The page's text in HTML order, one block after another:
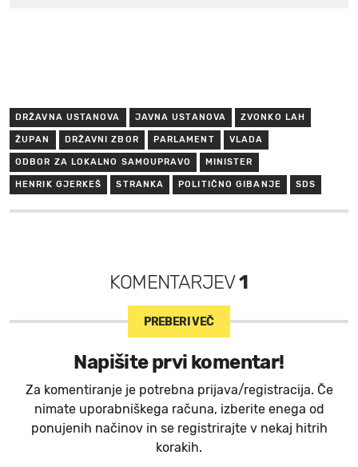
DRŽAVNA USTANOVA JAVNA USTANOVA ZVONKO LAH
ŽUPAN DRŽAVNI ZBOR PARLAMENT VLADA
ODBOR ZA LOKALNO SAMOUPRAVO MINISTER
HENRIK GJERKEŠ STRANKA POLITIČNO GIBANJE SDS
KOMENTARJEV1
PREBERI VEČ
Napišite prvi komentar!
Za komentiranje je potrebna prijava/registracija. Če
nimate uporabniškega računa, izberite enega od
ponujenih načinov in se registrirajte v nekaj hitrih
korakih.